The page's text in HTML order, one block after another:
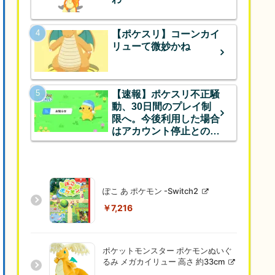
【ポケスリ】コーンカイ
リューて微妙かね
【速報】ポケスリ不正騒
動、30日間のプレイ制
限へ。今後利用した場合
はアカウント停止とのこ
と
ぽこ あ ポケモン -Switch2
￥7,216
ポケットモンスター ポケモンぬいぐ
るみ メガカイリュー 高さ 約33cm